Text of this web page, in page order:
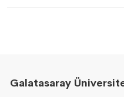
Galatasaray